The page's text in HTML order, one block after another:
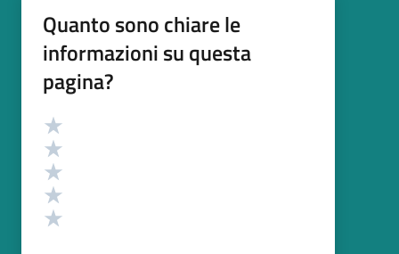
Quanto sono chiare le
informazioni su questa
pagina?
Valutazione